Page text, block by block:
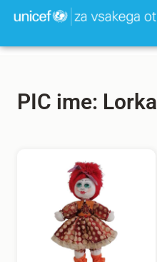
PIC ime: Lorka